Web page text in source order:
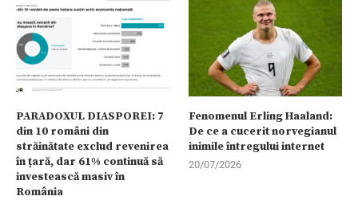
PARADOXUL DIASPOREI: 7
din 10 români din
străinătate exclud revenirea
în țară, dar 61% continuă să
investească masiv în
România
Fenomenul Erling Haaland:
De ce a cucerit norvegianul
inimile întregului internet
20/07/2026